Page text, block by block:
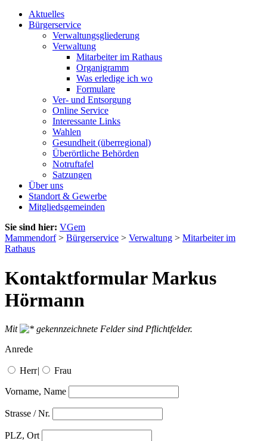
Aktuelles
Bürgerservice
Verwaltungsgliederung
Verwaltung
Mitarbeiter im Rathaus
Organigramm
Was erledige ich wo
Formulare
Ver- und Entsorgung
Online Service
Interessante Links
Wahlen
Gesundheit (überregional)
Überörtliche Behörden
Notruftafel
Satzungen
Über uns
Standort & Gewerbe
Mitgliedsgemeinden
Sie sind hier: VGem
Mammendorf> Bürgerservice > Verwaltung > Mitarbeiter im
Rathaus
Kontaktformular Markus
Hörmann
Mit
gekennzeichnete Felder sind Pflichtfelder.
Anrede
Herr| Frau
Vorname, Name
Strasse / Nr.
PLZ, Ort